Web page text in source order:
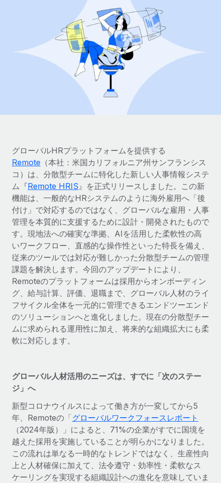
世界中の契約社員をオンボーディングし、管理
複雑な雇用関連業務を外部委託
人事機能をワークフローにシームレスに統合する
新しい
当社のMCPを使用して、あらゆるAIツールをRemoteに接続
統合
基本的なビジネスツールを活用して業務プロセスを効率化す
る
サービス
専門家に相談
グローバル人事・コンプライアンスの専門サポート
バックグラウンドチェック
候補者の選考プロセスをシンプルに
Compliance Watchtower
コンプライアンスリスクを先回りして対応
ITデバイスを世界規模で提供・管理
法令順守した法人をスピーディに設立
移住・転勤
従業員の異動をスムーズに
福利厚生
従業員の福利厚生を簡単に管理
他社と比較した、当社の強みを確認する
スタートアップ
成長中の企業向けのアジャイルなグローバルHR・給与処理ソ
リューション
ミッドマーケット
カスタマイズされた人事ソリューションでチームを拡大する
パートナーに登録
戦略的テクノロジーパートナー
グローバルな人事機能を柔軟に自社プラットフォームへ統合
パートナーとして登録
当社とのパートナーシップの可能性を検討する
Remote Build 近日リリース予定
統合とAI自動化に関するコンサルティング
活用事例
契約社員の報酬計算ツール
グローバルな契約社員向けに、通貨オプションと支払スピー
ドを確認する
REMOTEで学習
リサーチおよびガイド
チェックリストおよびテンプレート
職務内容ライブラリ
ウェビナー
イベント
ニュースルーム
給与・人材情報
情報センター
サポートを依頼する
すべてのリソースを表示する
ブログ
EORおよびPEO
契約社員管理
税務
ブログを読む
ブログ
Français
Português (Portugal)
日本語
한국어
中文（简体）
ログイン
グローバルHRプラットフォームを提供する
Remote （本社：米国カリフォルニア州サンフランシス
コ）は、分散型チームに特化した新しい人事情報システ
ム『Remote HRIS 』を正式リリースしました。この新
機能は、一般的なHRシステムのように海外雇用へ「後
付け」で対応するのではなく、グローバルな雇用・人事
管理を本質的に支援するために設計・開発されたもので
す。現地法への確実な準拠、AIを活用した柔軟性の高
いワークフロー、直感的な操作性といった特長を備え、
従来のツールでは対応が難しかった分散型チームの管理
課題を解決します。今回のアップデートにより、
Remoteのプラットフォームは採用からオンボーディン
グ、給与計算、評価、退職まで、グローバル人材のライ
フサイクル全体を一元的に管理できるエンドツーエンド
のソリューションへと進化しました。現在の分散型チー
ムに求められる運用性に加え、将来的な組織拡大にも柔
軟に対応します。
グローバル人材活用のニーズは、すでに「次のステー
ジ」へ
新型コロナウイルスによって働き方が一変してから5
年、Remoteの「グローバルワークフォースレポート
（2024年版）」によると、71%の企業がすでに国境を
越えた採用を実施していることが明らかになりました。
この流れは単なる一時的なトレンドではなく、生産性向
上と人材確保に加えて、法令遵守・効率性・柔軟なス
ケーリングを実現する組織設計への進化を意味していま